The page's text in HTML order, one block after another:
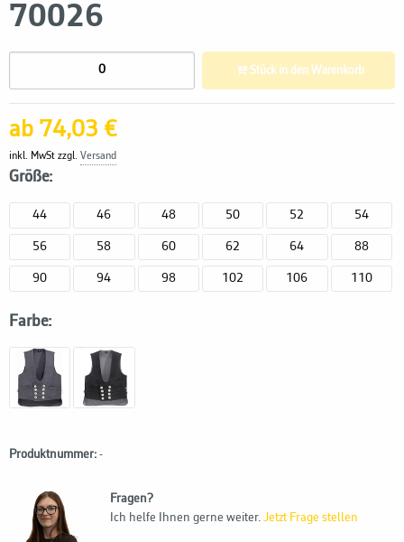
70026
ab 74,03 €
inkl. MwSt zzgl. Versand
Größe:
44 46 48 50 52 54
56 58 60 62 64 88
90 94 98 102 106 110
Farbe:
Stück in den Warenkorb
Produktnummer: -
Fragen?
Ich helfe Ihnen gerne weiter. Jetzt Frage stellen